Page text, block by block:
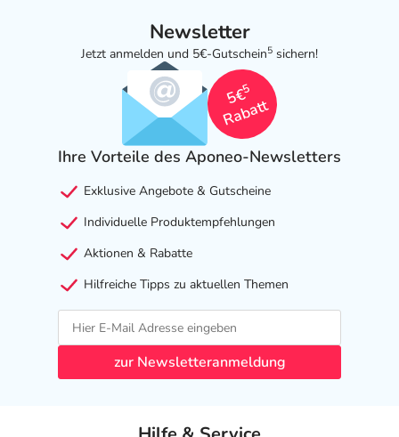
Newsletter
Jetzt anmelden und 5€-Gutschein5 sichern!
5€
5
Rabatt
Ihre Vorteile des Aponeo-Newsletters
Exklusive Angebote & Gutscheine
Individuelle Produktempfehlungen
Aktionen & Rabatte
Hilfreiche Tipps zu aktuellen Themen
zur Newsletteranmeldung